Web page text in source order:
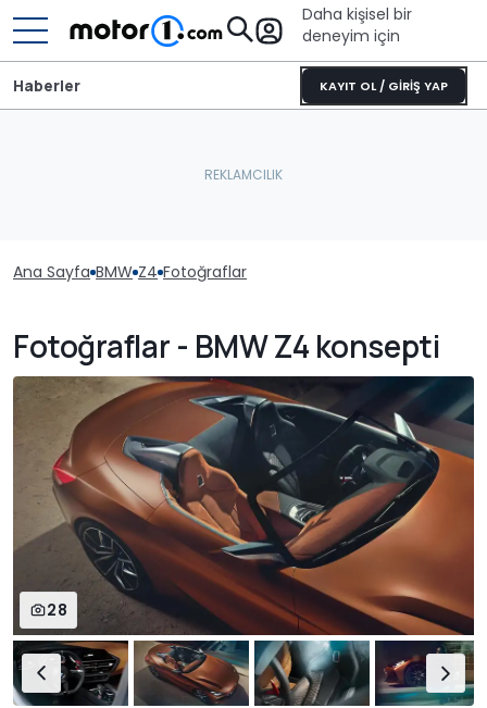
Daha kişisel bir
deneyim için
KAYIT OL / GİRİŞ YAP
Haberler
Ana Sayfa BMW Z4 Fotoğraflar
Fotoğraflar - BMW Z4 konsepti
28